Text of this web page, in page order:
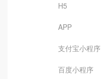
H5
APP
支付宝小程序
百度小程序